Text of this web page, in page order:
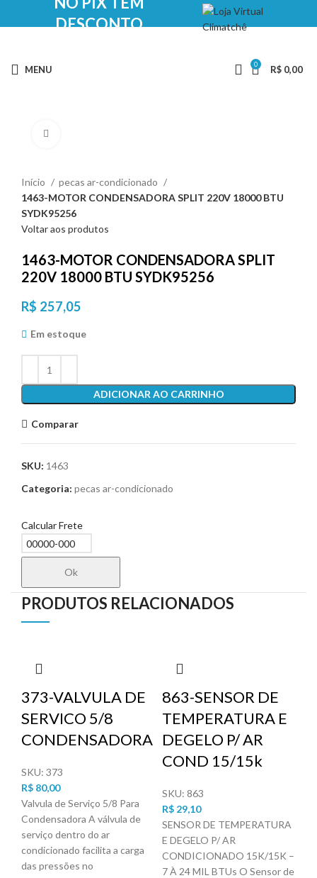
DESCONTO
MENU 0 R$ 0,00
Início
pecas ar-condicionado
1463-MOTOR CONDENSADORA SPLIT 220V 18000 BTU
SYDK95256
Voltar aos produtos
1463-MOTOR CONDENSADORA SPLIT
220V 18000 BTU SYDK95256
R$ 257,05
Em estoque
ADICIONAR AO CARRINHO
Comparar
SKU: 1463
Categoria: pecas ar-condicionado
Calcular Frete
Ok
PRODUTOS RELACIONADOS
373-VALVULA DE
SERVICO 5/8
CONDENSADORA
SKU: 373
R$ 80,00
Valvula de Serviço 5/8 Para
Condensadora A válvula de
serviço dentro do ar
condicionado facilita a carga
das pressões no
863-SENSOR DE
TEMPERATURA E
DEGELO P/ AR
COND 15/15k
SKU: 863
R$ 29,10
SENSOR DE TEMPERATURA
E DEGELO P/ AR
CONDICIONADO 15K/15K –
7 À 24 MIL BTUs O Sensor de